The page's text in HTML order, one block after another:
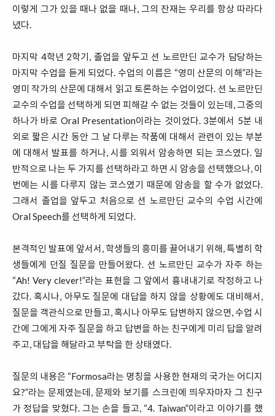
이렇게 그가 있을 때나 없을 때나, 그의 잔재는 우리를 항상 따라다
녔다.
마지막 4학년 2학기, 졸업을 앞두고 션 노르만딘 교수가 담당하는
마지막 수업을 듣게 되었다. 수업의 이름은 “영미 산문의 이해”라는
영미 작가의 산문에 대해서 읽고 토론하는 수업이었다. 션 노르만딘
교수의 수업을 선택하게 되면 피해갈 수 없는 것들이 있는데, 그중의
하나가 바로 Oral Presentation이라는 것이었다. 3분에서 5분 내
외로 짧은 시간 동안 그 날 다루는 작품에 대해서 관련이 있는 부분
에 대해서 발표를 하거나, 시를 외워서 암송하면 되는 코스였다. 일
반적으로 나는 두 가지를 선택하라고 하면 시 암송을 선택했으나, 이
번에는 시를 다루지 않는 코스였기 때문에 암송을 할 수가 없었다.
그래서 졸업을 앞두고 처음으로 션 노르만딘 교수의 수업 시간에
Oral Speech를 선택하게 되었다.
본격적인 발표에 앞서서, 학생들의 흥미를 끌어내기 위해, 특별히 학
생들에게 던질 질문을 만들어왔다. 션 노르만딘 교수가 자주 하는
“Ah! Very clever!”라는 표현을 그 앞에서 흉내내기로 작정하고 나
갔다. 혹시나, 아무도 질문에 대답을 하지 않을 상황에도 대비해서,
질문을 객관식으로 만들고, 혹시나 아무도 답변하지 않으면, 수업 시
간에 그에게 자주 질문을 하고 답변을 하는 친구에게 미리 답을 알려
주고, 대답을 해달라고 부탁을 한 상태였다.
질문의 내용은 “Formosa라는 명칭을 사용한 현재의 국가는 어디지
요?”라는 문제였는데, 문제와 보기를 스크린에 띄우자마자 그 친구
가 정답을 맞혔다. 그는 손을 들고, “4. Taiwan”이라고 이야기를 했